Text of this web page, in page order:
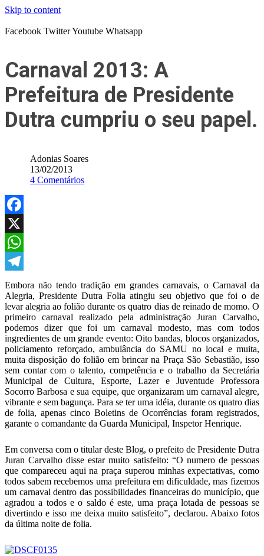
Skip to content
Facebook TwitterYoutube Whatsapp
Carnaval 2013: A
Prefeitura de Presidente
Dutra cumpriu o seu papel.
Adonias Soares
13/02/2013
4 Comentários
Facebook
X
WhatsApp
Telegram
Embora não tendo tradição em grandes carnavais, o Carnaval da
Alegria, Presidente Dutra Folia atingiu seu objetivo que foi o de
levar alegria ao folião durante os quatro dias de reinado de momo. O
primeiro carnaval realizado pela administração Juran Carvalho,
podemos dizer que foi um carnaval modesto, mas com todos
ingredientes de um grande evento: Oito bandas, blocos organizados,
policiamento reforçado, ambulância do SAMU no local e muita,
muita disposição do folião em brincar na Praça São Sebastião, isso
sem contar com o talento, competência e o trabalho da Secretária
Municipal de Cultura, Esporte, Lazer e Juventude Professora
Socorro Barbosa e sua equipe, que organizaram um carnaval alegre,
vibrante e sem bagunça. Para se ter uma idéia, durante os quatro dias
de folia, apenas cinco Boletins de Ocorrências foram registrados,
garante o comandante da Guarda Municipal, Inspetor Henrique.
Em conversa com o titular deste Blog, o prefeito de Presidente Dutra
Juran Carvalho disse estar muito satisfeito: “O numero de pessoas
que compareceu aqui na praça superou minhas expectativas, como
todos sabem recebemos uma prefeitura em dificuldade, mas fizemos
um carnaval dentro das possibilidades financeiras do município, que
agradou a todos e o saldo é este, uma praça lotada de pessoas se
divertindo e isso me deixa muito satisfeito”, declarou. Abaixo fotos
da última noite de folia.